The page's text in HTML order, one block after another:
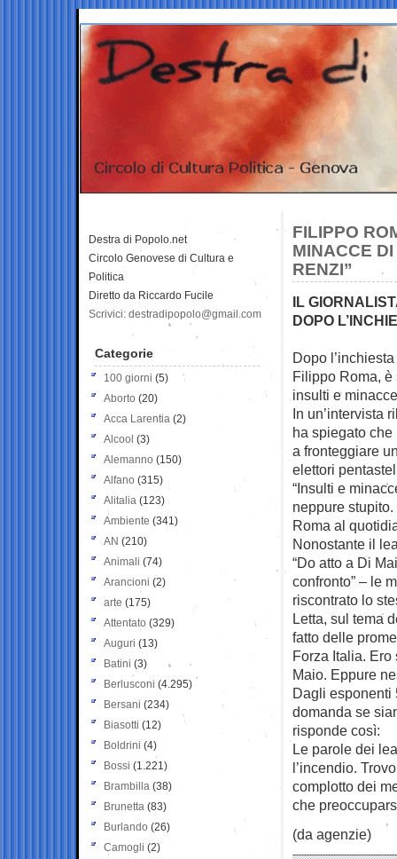
FILIPPO
MINACCE
RENZI”
IL
DOPO
Dopo
Filippo Roma,
insulti e
In un’intervista
ha spiegato
a fronteggiare
elettori
“Insulti e
neppure
Roma al
Nonostante il
“Do atto a Di
confronto” – le
riscontrato lo
Letta, sul tema
fatto delle
Forza Italia.
Maio. Eppure
Dagli esponenti
domanda se
risponde così:
Le parole dei
l’incendio.
complotto dei
che
(da agenzie)
Destra di Popolo.net
Circolo Genovese di Cultura e
Politica
Diretto da Riccardo Fucile
Scrivici: destradipopolo@gmail.com
Categorie
100 giorni (5)
Aborto (20)
Acca Larentia (2)
Alcool (3)
Alemanno (150)
Alfano (315)
Alitalia (123)
Ambiente (341)
AN (210)
Animali (74)
Arancioni (2)
arte (175)
Attentato (329)
Auguri (13)
Batini (3)
Berlusconi (4.295)
Bersani (234)
Biasotti (12)
Boldrini (4)
Bossi (1.221)
Brambilla (38)
Brunetta (83)
Burlando (26)
Camogli (2)